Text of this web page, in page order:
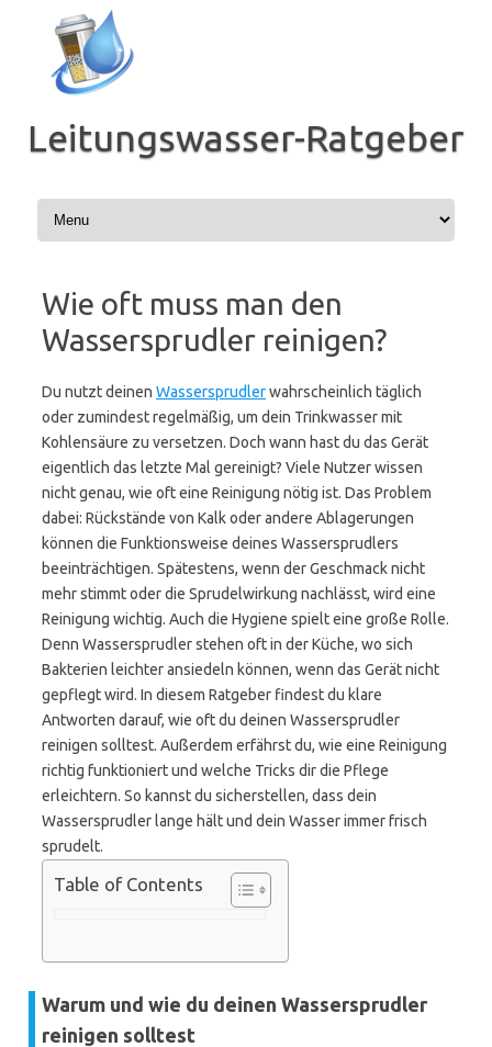
Inhalt
springen
Leitungswasser-Ratgeber
Wie oft muss man den
Wassersprudler reinigen?
Du nutzt deinen Wassersprudlerwahrscheinlich täglich
oder zumindest regelmäßig, um dein Trinkwasser mit
Kohlensäure zu versetzen. Doch wann hast du das Gerät
eigentlich das letzte Mal gereinigt? Viele Nutzer wissen
nicht genau, wie oft eine Reinigung nötig ist. Das Problem
dabei: Rückstände von Kalk oder andere Ablagerungen
können die Funktionsweise deines Wassersprudlers
beeinträchtigen. Spätestens, wenn der Geschmack nicht
mehr stimmt oder die Sprudelwirkung nachlässt, wird eine
Reinigung wichtig. Auch die Hygiene spielt eine große Rolle.
Denn Wassersprudler stehen oft in der Küche, wo sich
Bakterien leichter ansiedeln können, wenn das Gerät nicht
gepflegt wird. In diesem Ratgeber findest du klare
Antworten darauf, wie oft du deinen Wassersprudler
reinigen solltest. Außerdem erfährst du, wie eine Reinigung
richtig funktioniert und welche Tricks dir die Pflege
erleichtern. So kannst du sicherstellen, dass dein
Wassersprudler lange hält und dein Wasser immer frisch
sprudelt.
Table of Contents
Warum und wie du deinen Wassersprudler
reinigen solltest